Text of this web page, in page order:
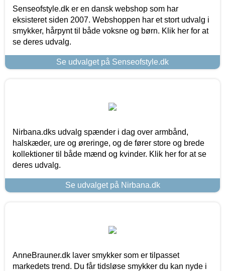
Senseofstyle.dk er en dansk webshop som har
eksisteret siden 2007. Webshoppen har et stort udvalg i
smykker, hårpynt til både voksne og børn. Klik her for at
se deres udvalg.
Se udvalget på Senseofstyle.dk
Nirbana.dks udvalg spænder i dag over armbånd,
halskæder, ure og øreringe, og de fører store og brede
kollektioner til både mænd og kvinder. Klik her for at se
deres udvalg.
Se udvalget på Nirbana.dk
AnneBrauner.dk laver smykker som er tilpasset
markedets trend. Du får tidsløse smykker du kan nyde i